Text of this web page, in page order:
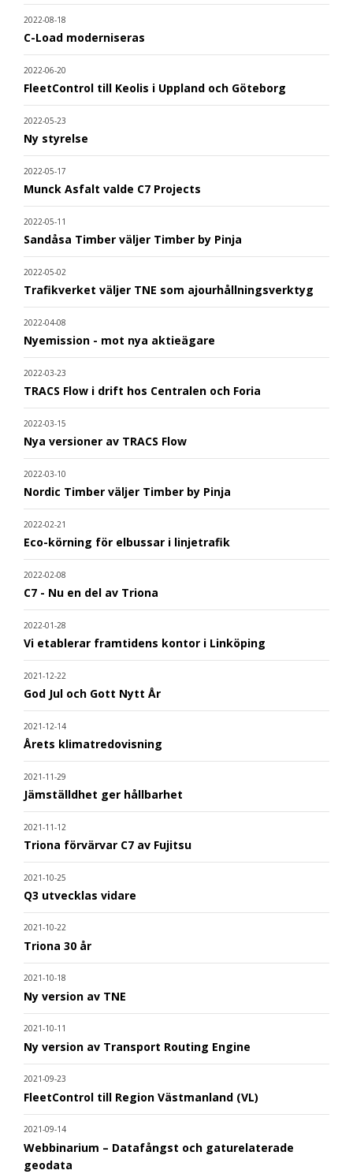
2022-08-18
C-Load moderniseras
2022-06-20
FleetControl till Keolis i Uppland och Göteborg
2022-05-23
Ny styrelse
2022-05-17
Munck Asfalt valde C7 Projects
2022-05-11
Sandåsa Timber väljer Timber by Pinja
2022-05-02
Trafikverket väljer TNE som ajourhållningsverktyg
2022-04-08
Nyemission - mot nya aktieägare
2022-03-23
TRACS Flow i drift hos Centralen och Foria
2022-03-15
Nya versioner av TRACS Flow
2022-03-10
Nordic Timber väljer Timber by Pinja
2022-02-21
Eco-körning för elbussar i linjetrafik
2022-02-08
C7 - Nu en del av Triona
2022-01-28
Vi etablerar framtidens kontor i Linköping
2021-12-22
God Jul och Gott Nytt År
2021-12-14
Årets klimatredovisning
2021-11-29
Jämställdhet ger hållbarhet
2021-11-12
Triona förvärvar C7 av Fujitsu
2021-10-25
Q3 utvecklas vidare
2021-10-22
Triona 30 år
2021-10-18
Ny version av TNE
2021-10-11
Ny version av Transport Routing Engine
2021-09-23
FleetControl till Region Västmanland (VL)
2021-09-14
Webbinarium – Datafångst och gaturelaterade
geodata